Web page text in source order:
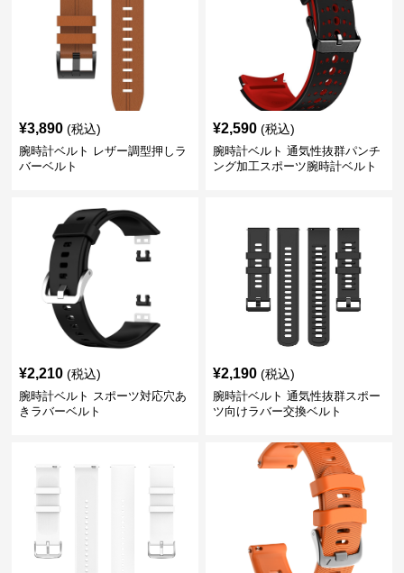
¥3,890 (税込)
腕時計ベルト レザー調型押しラ
バーベルト
¥2,590 (税込)
腕時計ベルト 通気性抜群パンチ
ング加工スポーツ腕時計ベルト
¥2,210 (税込)
腕時計ベルト スポーツ対応穴あ
きラバーベルト
¥2,190 (税込)
腕時計ベルト 通気性抜群スポー
ツ向けラバー交換ベルト